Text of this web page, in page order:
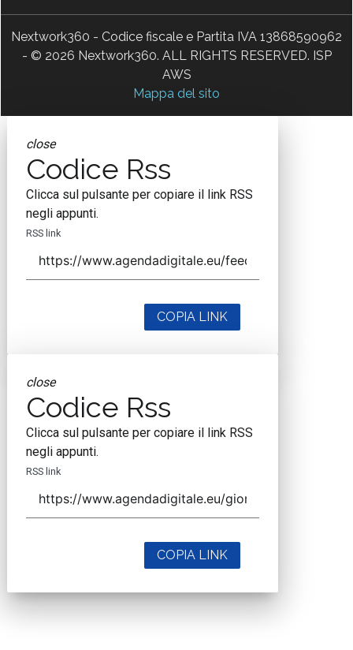
Nextwork360 - Codice fiscale e Partita IVA 13868590962
- © 2026 Nextwork360. ALL RIGHTS RESERVED. ISP
AWS
Mappa del sito
close
Codice Rss
Clicca sul pulsante per copiare il link RSS
negli appunti.
RSS link
COPIA LINK
close
Codice Rss
Clicca sul pulsante per copiare il link RSS
negli appunti.
RSS link
COPIA LINK